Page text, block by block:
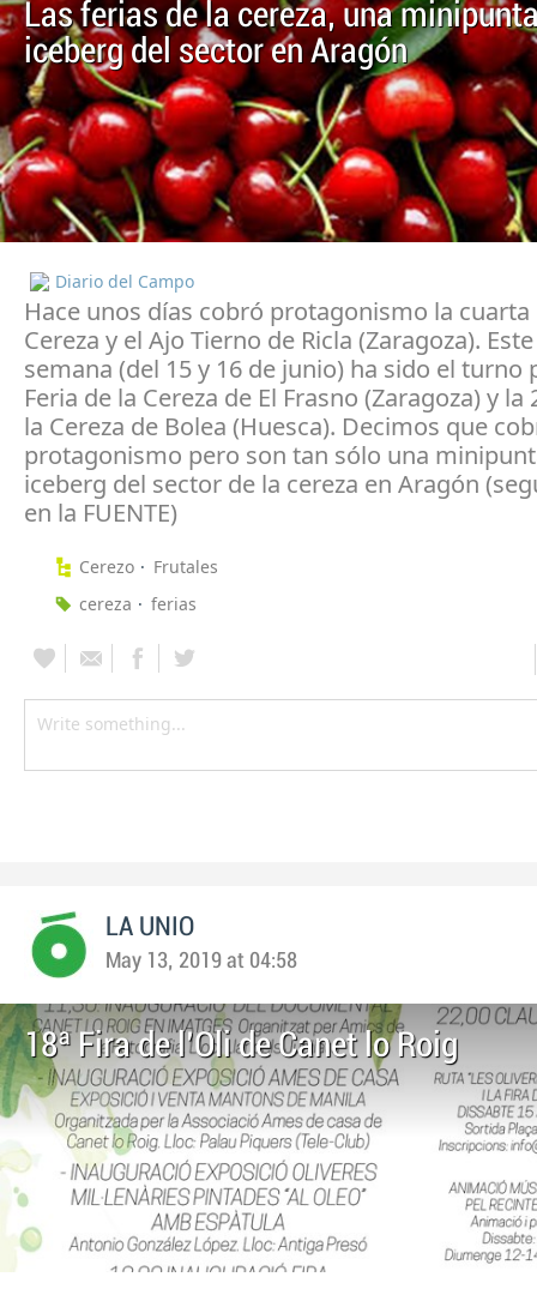
Las ferias de la cereza, una
iceberg del sector en Aragón
Diario del Campo
Hace unos días cobró protagonismo la cuarta
Cereza y el Ajo Tierno de Ricla (Zaragoza).
semana (del 15 y 16 de junio) ha sido el turno
Feria de la Cereza de El Frasno (Zaragoza) y la
la Cereza de Bolea (Huesca). Decimos que
protagonismo pero son tan sólo una
iceberg del sector de la cereza en Aragón
en la FUENTE)
Cerezo
Frutales
cereza
ferias
LA UNIO
May 13, 2019 at 04:58
18ª Fira de l'Oli de Canet lo Roig